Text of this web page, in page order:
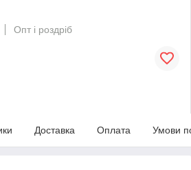
Опт і роздріб
Доставка Оплата Умови